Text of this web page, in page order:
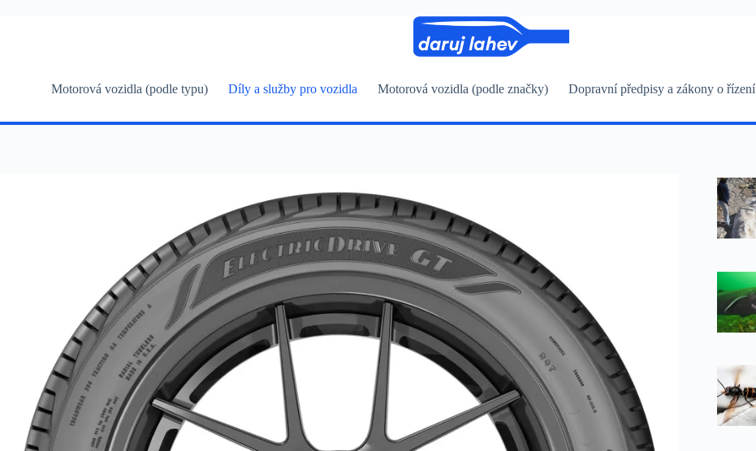
Motorová vozidla (podle typu) Díly a služby pro vozidla Motorová vozidla (podle značky) Dopravní předpisy a zákony o řízení